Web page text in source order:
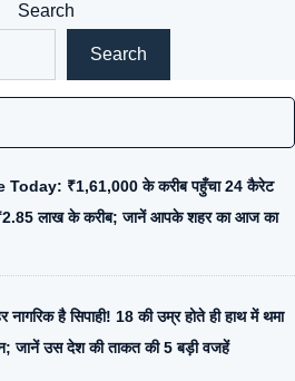
Search
Search
Today: ₹1,61,000 के करीब पहुँचा 24 कैरेट
₹2.85 लाख के करीब; जानें आपके शहर का आज का
नागरिक है सिपाही! 18 की उम्र होते ही हाथ में थमा
जानें उस देश की ताकत की 5 बड़ी वजहें